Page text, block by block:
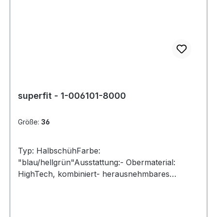
superfit - 1-006101-8000
Größe: 36
Typ: HalbschühFarbe:
"blau/hellgrün"Ausstattung:- Obermaterial:
HighTech, kombiniert- herausnehmbares